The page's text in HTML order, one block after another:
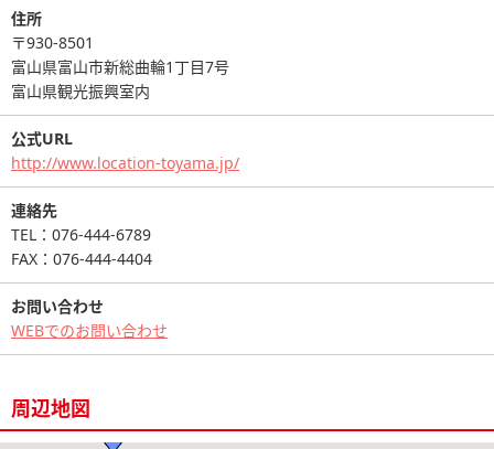
住所
〒930-8501
富山県富山市新総曲輪1丁目7号
富山県観光振興室内
公式URL
http://www.location-toyama.jp/
連絡先
TEL：076-444-6789
FAX：076-444-4404
お問い合わせ
WEBでのお問い合わせ
周辺地図